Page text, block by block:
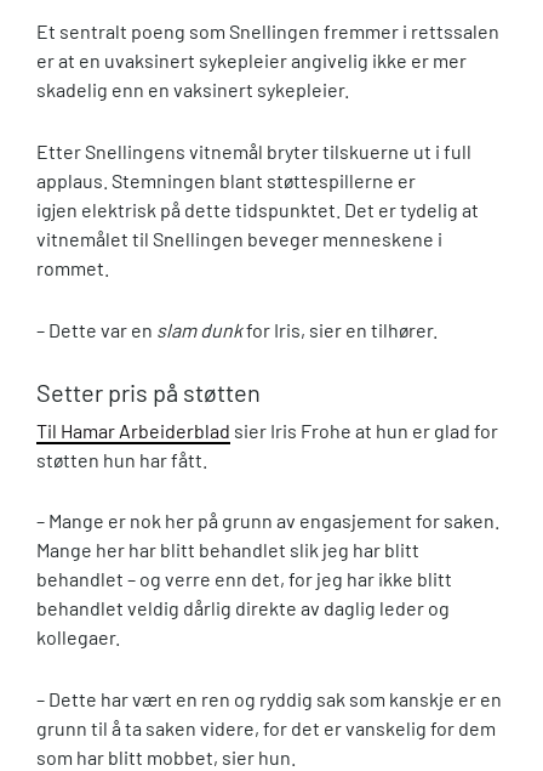
Et sentralt poeng som Snellingen fremmer i rettssalen
er at en uvaksinert sykepleier angivelig ikke er mer
skadelig enn en vaksinert sykepleier.
Etter Snellingens vitnemål bryter tilskuerne ut i full
applaus. Stemningen blant støttespillerne er
igjen elektrisk på dette tidspunktet. Det er tydelig at
vitnemålet til Snellingen beveger menneskene i
rommet.
– Dette var en slam dunkfor Iris, sier en tilhører.
Setter pris på støtten
Til Hamar Arbeiderblad sier Iris Frohe at hun er glad for
støtten hun har fått.
– Mange er nok her på grunn av engasjement for saken.
Mange her har blitt behandlet slik jeg har blitt
behandlet – og verre enn det, for jeg har ikke blitt
behandlet veldig dårlig direkte av daglig leder og
kollegaer.
– Dette har vært en ren og ryddig sak som kanskje er en
grunn til å ta saken videre, for det er vanskelig for dem
som har blitt mobbet, sier hun.